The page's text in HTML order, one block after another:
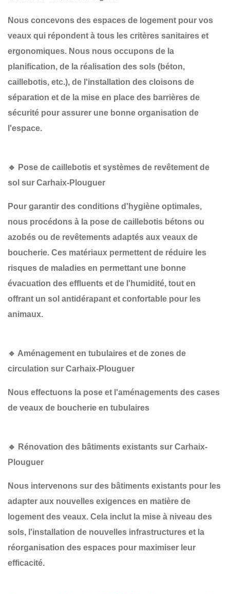
Nous concevons des espaces de logement pour vos
veaux qui répondent à tous les critères sanitaires et
ergonomiques. Nous nous occupons de la
planification, de la réalisation des sols (béton,
caillebotis, etc.), de l'installation des cloisons de
séparation et de la mise en place des barrières de
sécurité pour assurer une bonne organisation de
l'espace.
🔹 Pose de caillebotis et systèmes de revêtement de
sol sur Carhaix-Plouguer
Pour garantir des conditions d'hygiène optimales,
nous procédons à la pose de caillebotis bétons ou
azobés ou de revêtements adaptés aux veaux de
boucherie. Ces matériaux permettent de réduire les
risques de maladies en permettant une bonne
évacuation des effluents et de l'humidité, tout en
offrant un sol antidérapant et confortable pour les
animaux.
🔹 Aménagement en tubulaires et de zones de
circulation sur Carhaix-Plouguer
Nous effectuons la pose et l'aménagements des cases
de veaux de boucherie en tubulaires
🔹 Rénovation des bâtiments existants sur Carhaix-
Plouguer
Nous intervenons sur des bâtiments existants pour les
adapter aux nouvelles exigences en matière de
logement des veaux. Cela inclut la mise à niveau des
sols, l'installation de nouvelles infrastructures et la
réorganisation des espaces pour maximiser leur
efficacité.